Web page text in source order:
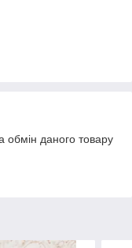
даного товару